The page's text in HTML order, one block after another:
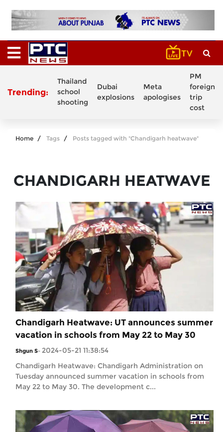
Trending:
Thailand
school
shooting
Dubai
explosions
Meta
apologises
PM
foreign
trip
cost
Home Tags Posts tagged with "Chandigarh heatwave"
CHANDIGARH HEATWAVE
Chandigarh Heatwave: UT announces summer
vacation in schools from May 22 to May 30
Shgun S- 2024-05-21 11:38:54
Chandigarh Heatwave: Chandigarh Administration on
Tuesday announced summer vacation in schools from
May 22 to May 30. The development c...